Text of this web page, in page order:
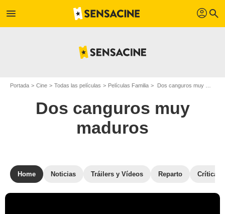
menu profil search
Portada Cine Todas las películas Películas Familia Dos canguros muy maduros
Dos canguros muy
maduros
Home Noticias Tráilers y Vídeos Reparto Críticas